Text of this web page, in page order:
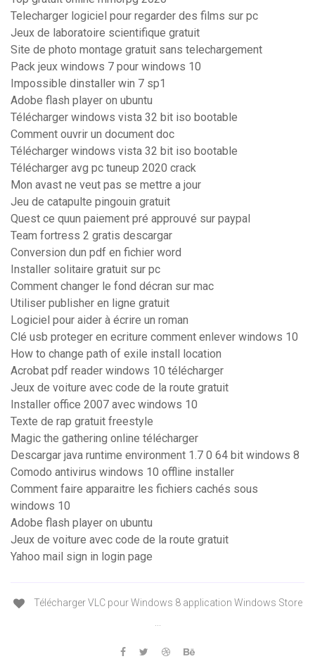
Telecharger logiciel pour regarder des films sur pc
Jeux de laboratoire scientifique gratuit
Site de photo montage gratuit sans telechargement
Pack jeux windows 7 pour windows 10
Impossible dinstaller win 7 sp1
Adobe flash player on ubuntu
Télécharger windows vista 32 bit iso bootable
Comment ouvrir un document doc
Télécharger windows vista 32 bit iso bootable
Télécharger avg pc tuneup 2020 crack
Mon avast ne veut pas se mettre a jour
Jeu de catapulte pingouin gratuit
Quest ce quun paiement pré approuvé sur paypal
Team fortress 2 gratis descargar
Conversion dun pdf en fichier word
Installer solitaire gratuit sur pc
Comment changer le fond décran sur mac
Utiliser publisher en ligne gratuit
Logiciel pour aider à écrire un roman
Clé usb proteger en ecriture comment enlever windows 10
How to change path of exile install location
Acrobat pdf reader windows 10 télécharger
Jeux de voiture avec code de la route gratuit
Installer office 2007 avec windows 10
Texte de rap gratuit freestyle
Magic the gathering online télécharger
Descargar java runtime environment 1.7 0 64 bit windows 8
Comodo antivirus windows 10 offline installer
Comment faire apparaitre les fichiers cachés sous
windows 10
Adobe flash player on ubuntu
Jeux de voiture avec code de la route gratuit
Yahoo mail sign in login page
Télécharger VLC pour Windows 8 application Windows Store